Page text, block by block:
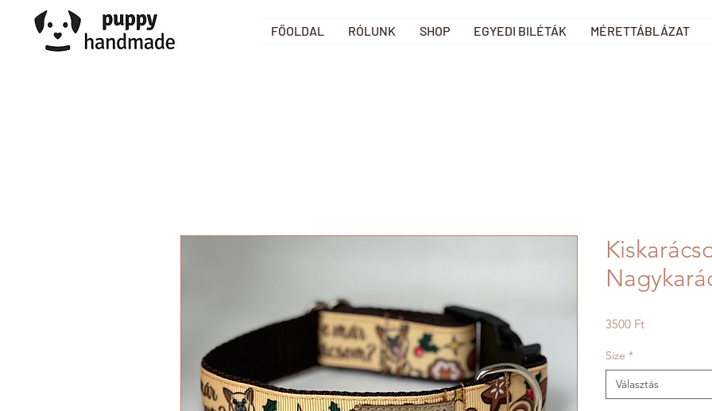
FŐOLDAL RÓLUNK SHOP EGYEDI BILÉTÁK MÉRETTÁBLÁZAT
3500 FtÁr
Size *
Választás